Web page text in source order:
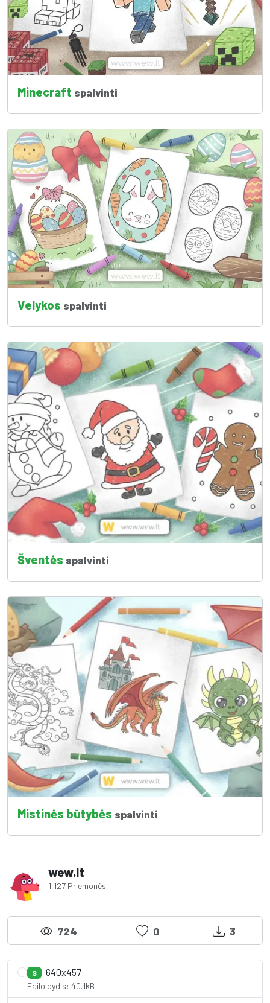
Minecraft spalvinti
Velykos spalvinti
Šventės spalvinti
Mistinės būtybės spalvinti
wew.lt
1,127 Priemonės
724 0 3
S 640x457
Failo dydis: 40.1kB